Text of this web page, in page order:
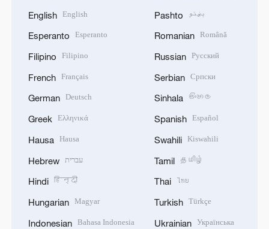
English English
Esperanto Esperanto
Filipino Filipino
French Français
German Deutsch
Greek Ελληνικά
Hausa Hausa
Hebrew עברית
Hindi हिन्दी
Hungarian Magyar
Indonesian Bahasa Indonesia
Pashto پښتو
Romanian Română
Russian Русский
Serbian Српски
Sinhala සිංහල
Spanish Español
Swahili Kiswahili
Tamil தமிழ்
Thai ไทย
Turkish Türkçe
Ukrainian Українська